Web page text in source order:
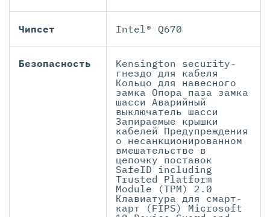
Чипсет Intel® Q670
Безопасность
Kensington security-
гнездо для кабеля
Кольцо для навесного
замка Опора паза замка
шасси Аварийный
выключатель шасси
Запираемые крышки
кабелей Предупреждения
о несанкционированном
вмешательстве в
цепочку поставок
SafeID including
Trusted Platform
Module (TPM) 2.0
Клавиатура для смарт-
карт (FIPS) Microsoft